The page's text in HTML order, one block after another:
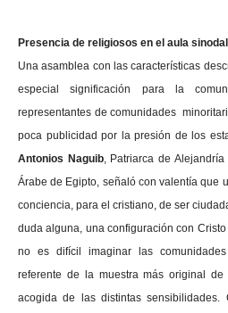
Presencia de religiosos en el aula sinodal
Una asamblea con las características
especial significación para la
representantes de comunidades
poca publicidad por la presión de los
Antonios Naguib,Patriarca de
Árabe de Egipto, señaló con valentía que
conciencia, para el cristiano, de ser
duda alguna, una configuración con
no es difícil imaginar las
referente de la muestra más original
acogida de las distintas